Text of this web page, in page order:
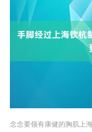
念念要领有康健的胸肌上